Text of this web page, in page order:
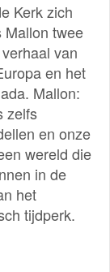
Kerk zich
Mallon twee
van
en het
Mallon:
zelfs
en onze
wereld die
in de
het
tijdperk.